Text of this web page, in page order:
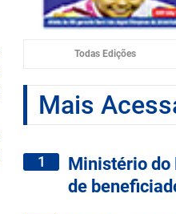
Todas Edições
Mais
1
Ministério do
de